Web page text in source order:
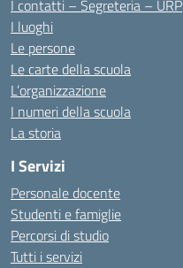
I contatti – Segreteria – URP
I luoghi
Le persone
Le carte della scuola
L’organizzazione
I numeri della scuola
La storia
I Servizi
Personale docente
Studenti e famiglie
Percorsi di studio
Tutti i servizi